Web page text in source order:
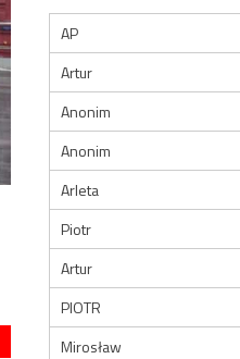
AP
Artur
Anonim
Anonim
Arleta
Piotr
Artur
PIOTR
Mirosław